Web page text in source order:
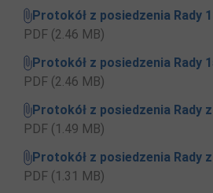
Protokół z posiedzenia Rady
PDF (2.46 MB)
Protokół z posiedzenia Rady
PDF (2.46 MB)
Protokół z posiedzenia Rady
PDF (1.49 MB)
Protokół z posiedzenia Rady
PDF (1.31 MB)